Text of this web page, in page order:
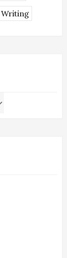
Writing